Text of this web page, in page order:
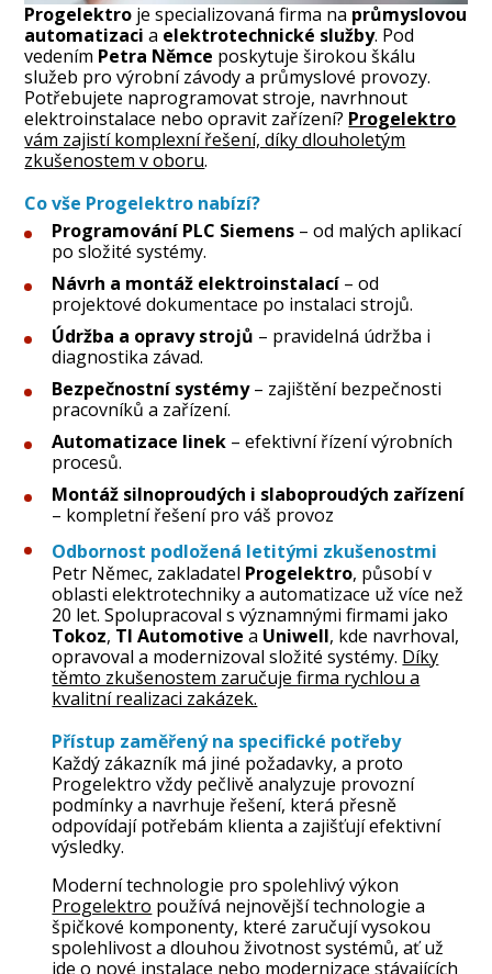
Progelektro je specializovaná firma na průmyslovou
automatizaci a elektrotechnické služby. Pod
vedením Petra Němce poskytuje širokou škálu
služeb pro výrobní závody a průmyslové provozy.
Potřebujete naprogramovat stroje, navrhnout
elektroinstalace nebo opravit zařízení? Progelektro
vám zajistí komplexní řešení, díky dlouholetým
zkušenostem v oboru.
Co vše Progelektro nabízí?
Programování PLC Siemens – od malých aplikací
po složité systémy.
Návrh a montáž elektroinstalací – od
projektové dokumentace po instalaci strojů.
Údržba a opravy strojů – pravidelná údržba i
diagnostika závad.
Bezpečnostní systémy– zajištění bezpečnosti
pracovníků a zařízení.
Automatizace linek – efektivní řízení výrobních
procesů.
Montáž silnoproudých i slaboproudých zařízení
– kompletní řešení pro váš provoz
Odbornost podložená letitými zkušenostmi
Petr Němec, zakladatel Progelektro, působí v
oblasti elektrotechniky a automatizace už více než
20 let. Spolupracoval s významnými firmami jako
Tokoz, TI Automotive a Uniwell, kde navrhoval,
opravoval a modernizoval složité systémy. Díky
těmto zkušenostem zaručuje firma rychlou a
kvalitní realizaci zakázek.
Přístup zaměřený na specifické potřeby
Každý zákazník má jiné požadavky, a proto
Progelektro vždy pečlivě analyzuje provozní
podmínky a navrhuje řešení, která přesně
odpovídají potřebám klienta a zajišťují efektivní
výsledky.
Moderní technologie pro spolehlivý výkon
Progelektro používá nejnovější technologie a
špičkové komponenty, které zaručují vysokou
spolehlivost a dlouhou životnost systémů, ať už
jde o nové instalace nebo modernizace stávajících